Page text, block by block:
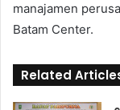
manajamen
Batam Center.
Related